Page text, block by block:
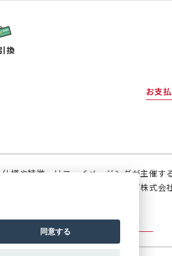
換
お支
様や特徴、リコーイメージングが主催す
どについては、リコーイメージング株式会
イメージング株式会社の公式サイト
同意する